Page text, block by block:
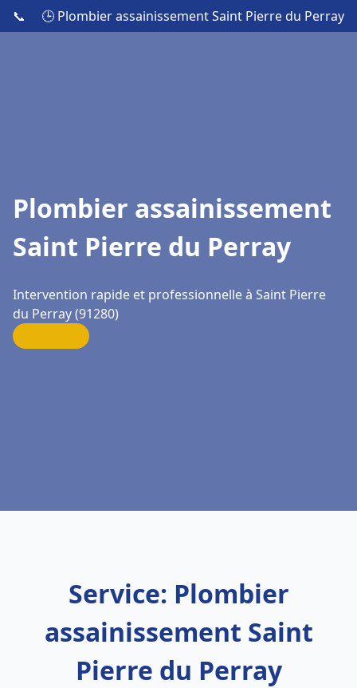
📞 🕒 Plombier assainissement Saint Pierre du Perray
Plombier assainissement
Saint Pierre du Perray
Intervention rapide et professionnelle à Saint Pierre
du Perray (91280)
Service: Plombier
assainissement Saint
Pierre du Perray